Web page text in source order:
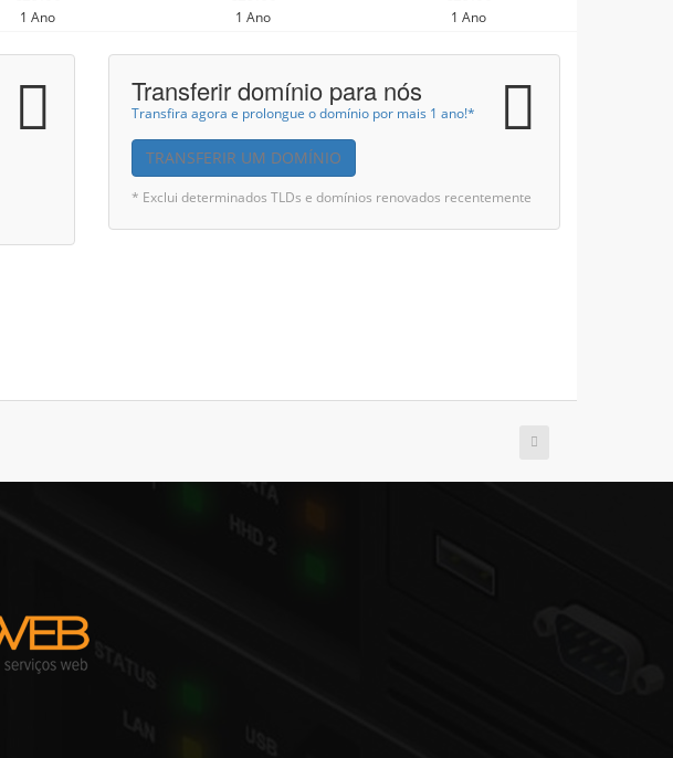
1 Ano 1 Ano 1 Ano
Transferir domínio para nós
Transfira agora e prolongue o domínio por mais 1 ano!*
TRANSFERIR UM DOMÍNIO
* Exclui determinados TLDs e domínios renovados recentemente